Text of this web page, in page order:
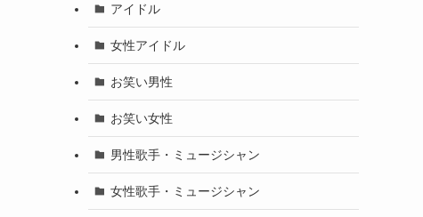
アイドル
女性アイドル
お笑い男性
お笑い女性
男性歌手・ミュージシャン
女性歌手・ミュージシャン